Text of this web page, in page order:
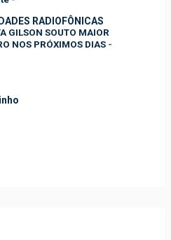
RADIOFÔNICAS
GILSON SOUTO MAIOR
NOS PRÓXIMOS DIAS -